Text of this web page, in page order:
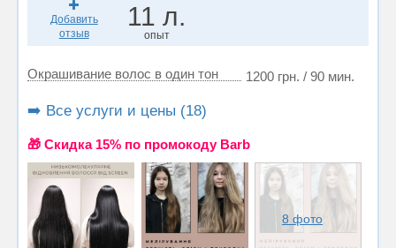
Добавить
отзыв
11 л.
опыт
Окрашивание волос в один тон 1200 грн. / 90 мин.
➡️ Все услуги и цены (18)
🎁 Cкидка 15% по промокоду Barb
8 фото